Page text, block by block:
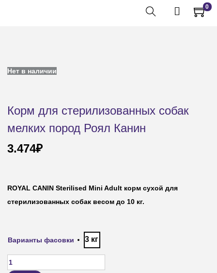
0
Нет в наличии
Корм для стерилизованных собак
мелких пород Роял Канин
3.474₽
ROYAL CANIN Sterilised Mini Adult корм сухой для
стерилизованных собак весом до 10 кг.
Варианты фасовки 3 кг